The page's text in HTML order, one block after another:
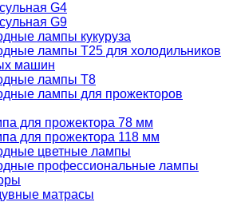
G4
G9
лампы кукуруза
лампы T25 для холодильников
машин
лампы T8
лампы для прожекторов
для прожектора 78 мм
для прожектора 118 мм
цветные лампы
профессиональные лампы
матрасы